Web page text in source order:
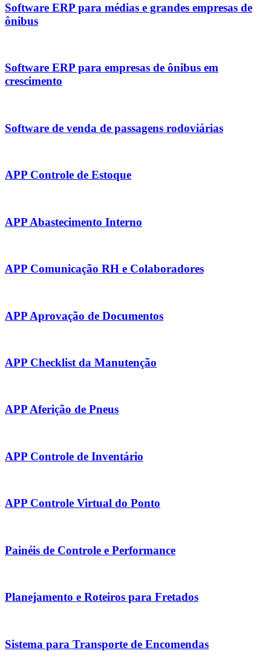
Software ERP para médias e grandes empresas de
ônibus
Software ERP para empresas de ônibus em
crescimento
Software de venda de passagens rodoviárias
APP Controle de Estoque
APP Abastecimento Interno
APP Comunicação RH e Colaboradores
APP Aprovação de Documentos
APP Checklist da Manutenção
APP Aferição de Pneus
APP Controle de Inventário
APP Controle Virtual do Ponto
Painéis de Controle e Performance
Planejamento e Roteiros para Fretados
Sistema para Transporte de Encomendas